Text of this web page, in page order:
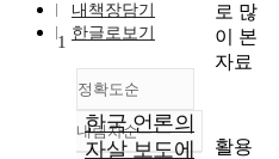
내책장담기
한글로보기
정확도순
정확도
내림차순
1
한국 언론의
자살 보도에
로 많
이 본
자료
활용